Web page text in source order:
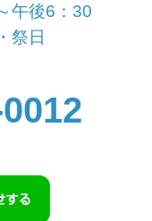
午後6：30
祭日